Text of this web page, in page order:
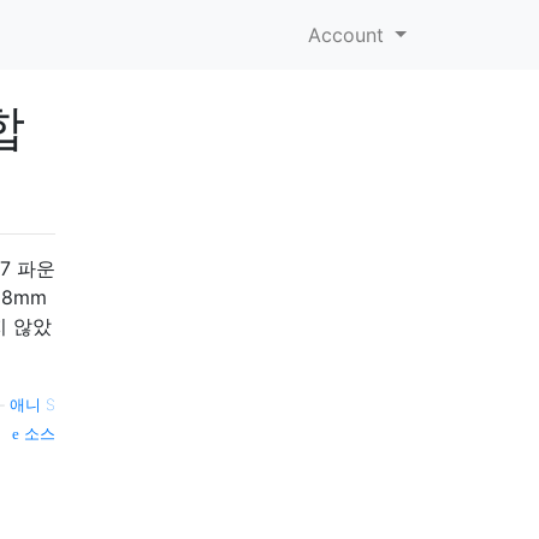
Account
파운
않았
애니 S
소스